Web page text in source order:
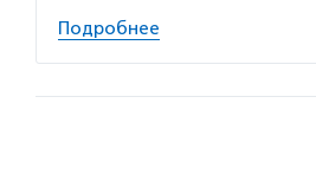
Подробнее